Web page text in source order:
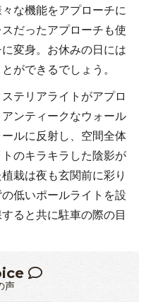
な機能をアプローチに
だったアプローチも使
変身。お休みの日には
ができるでしょう。
テリアライトがアプロ
ンティークなウォール
ルに反射し、空間全体
のキラキラした陰影が
栽は夜も玄関前に彩り
低いポールライトを設
ると共に駐車の際の目
声